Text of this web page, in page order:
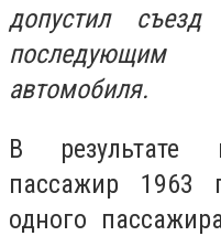
допустил
автомобиля.
В результате
пассажир 1963
одного